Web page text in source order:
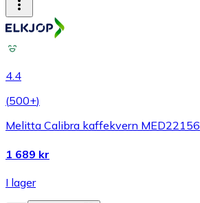
4.4
(500+)
Melitta Calibra kaffekvern MED22156
1 689 kr
I lager